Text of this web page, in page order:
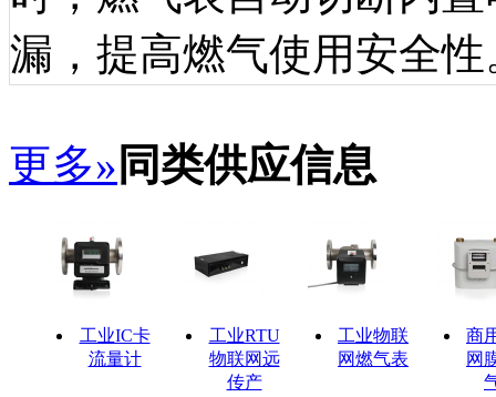
漏，提高燃气使用安全性
更多» 同类供应信息
工业IC卡
流量计
工业RTU
物联网远
传产
工业物联
网燃气表
商
网